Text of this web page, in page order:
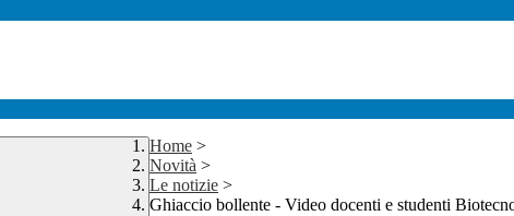
Home >
Novità >
Le notizie >
Ghiaccio bollente - Video docenti e studenti